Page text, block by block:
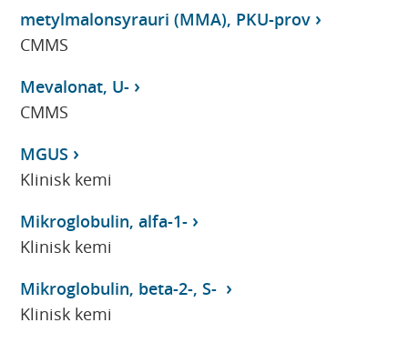
metylmalonsyrauri (MMA), PKU-prov
CMMS
Mevalonat, U-
CMMS
MGUS
Klinisk kemi
Mikroglobulin, alfa-1-
Klinisk kemi
Mikroglobulin, beta-2-, S-
Klinisk kemi